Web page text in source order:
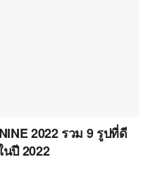
2022 รวม 9 รูปที่ดี
ปี 2022